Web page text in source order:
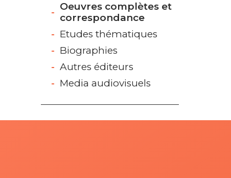
Oeuvres complètes et
correspondance
Etudes thématiques
Biographies
Autres éditeurs
Media audiovisuels